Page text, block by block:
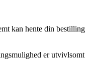
kan hente din bestilling
er utvivlsomt